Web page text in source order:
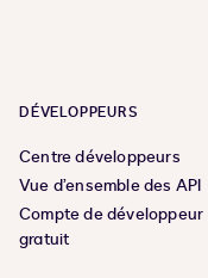
DÉVELOPPEURS
Centre développeurs
Vue d’ensemble des API
Compte de développeur
gratuit